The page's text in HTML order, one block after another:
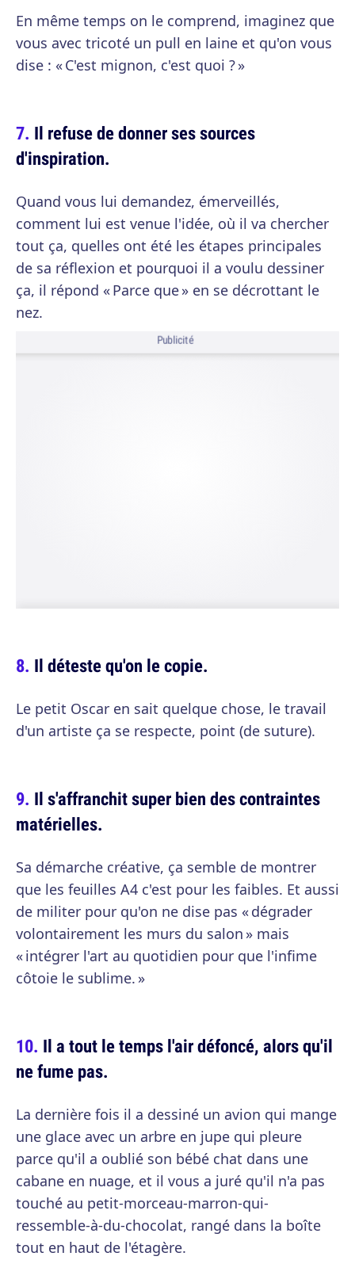
En même temps on le comprend, imaginez que
vous avec tricoté un pull en laine et qu'on vous
dise : « C'est mignon, c'est quoi ? »
Il refuse de donner ses sources
d'inspiration.
Quand vous lui demandez, émerveillés,
comment lui est venue l'idée, où il va chercher
tout ça, quelles ont été les étapes principales
de sa réflexion et pourquoi il a voulu dessiner
ça, il répond « Parce que » en se décrottant le
nez.
Publicité
Il déteste qu'on le copie.
Le petit Oscar en sait quelque chose, le travail
d'un artiste ça se respecte, point (de suture).
Il s'affranchit super bien des contraintes
matérielles.
Sa démarche créative, ça semble de montrer
que les feuilles A4 c'est pour les faibles. Et aussi
de militer pour qu'on ne dise pas « dégrader
volontairement les murs du salon » mais
« intégrer l'art au quotidien pour que l'infime
côtoie le sublime. »
Il a tout le temps l'air défoncé, alors qu'il
ne fume pas.
La dernière fois il a dessiné un avion qui mange
une glace avec un arbre en jupe qui pleure
parce qu'il a oublié son bébé chat dans une
cabane en nuage, et il vous a juré qu'il n'a pas
touché au petit-morceau-marron-qui-
ressemble-à-du-chocolat, rangé dans la boîte
tout en haut de l'étagère.